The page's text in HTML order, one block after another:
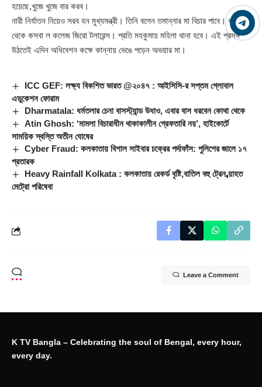
হয়েছে,খুজে খুজে বার করব।
নারী নির্যাতন নিয়েও সরব হন মুখ্যমন্ত্রী। তিনি বলেন তমান্নার মা বিচার পাবে। কামদুনি
থেকে কসবা ল কলেজ জিরো টলারেন্স। প্রতি মহকুমায় মহিলা থানা হবে। এই প্রসঙ্গ
উঠতেই এদিন অধিবেশন কক্ষে কান্নায় ভেঙে পড়েন অভয়ার মা।
ICC GEF: লক্ষ্য বিকশিত ভারত @২০৪৭ : আইসিসি-র সপ্তম গ্লোবাল
এডুকেশন ফোরাম
Dharmatala: ধর্মতলার চেনা বাসস্ট্যান্ড উধাও, এবার বাস ধরবেন কোথা থেকে
Atin Ghosh: ‘মামলা বিচারাধীন থাকাকালীন গ্রেফতারি নয়’, হাইকোর্টে
সাময়িক স্বস্তি অতীন ঘোষের
Cyber Fraud: কলকাতায় বিশাল সাইবার চক্রের পর্দাফাঁস: পুলিশের জালে ১৭
প্রতারক
Heavy Rainfall Kolkata : কলকাতায় রেকর্ড বৃষ্টি,বাতিল বহু ট্রেন,ব্য়াহত
মেট্রো পরিষেবা
Leave a Comment
K TV Bangla – Celebrating the soul of Bengal, every hour,
every day.